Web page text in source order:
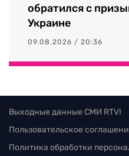
обратился с
Украине
09.08.2026 / 20:36
Выходные данные СМИ RTVI
Пользовательское
Политика обработки